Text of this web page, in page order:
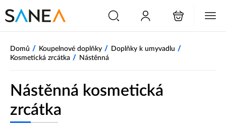
Domů / Koupelnové doplňky / Doplňky k umyvadlu /
Kosmetická zrcátka / Nástěnná
Nástěnná kosmetická
zrcátka